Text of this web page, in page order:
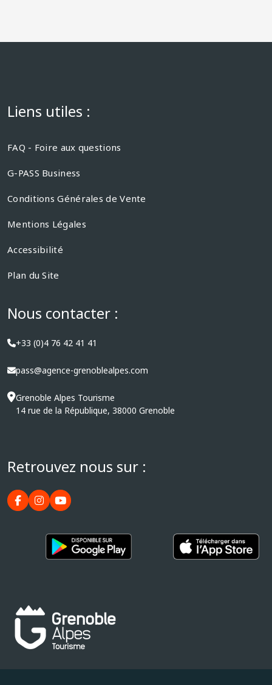
Liens utiles :
FAQ - Foire aux questions
G-PASS Business
Conditions Générales de Vente
Mentions Légales
Accessibilité
Plan du Site
Nous contacter :
+33 (0)4 76 42 41 41
pass@agence-grenoblealpes.com
Grenoble Alpes Tourisme
14 rue de la République, 38000 Grenoble
Retrouvez nous sur :